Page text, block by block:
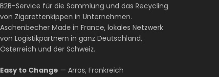
B2B-Service für die Sammlung und das Recycling
von Zigarettenkippen in Unternehmen.
Aschenbecher Made in France, lokales Netzwerk
von Logistikpartnern in ganz Deutschland,
Österreich und der Schweiz.
Easy to Change — Arras, Frankreich